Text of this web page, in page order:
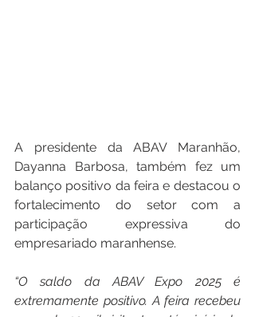
A presidente da ABAV Maranhão,
Dayanna Barbosa, também fez um
balanço positivo da feira e destacou o
fortalecimento do setor com a
participação expressiva do
empresariado maranhense.
“O saldo da ABAV Expo 2025 é
extremamente positivo. A feira recebeu